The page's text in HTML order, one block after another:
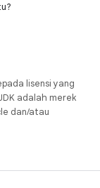
lisensi yang
adalah merek
dan/atau